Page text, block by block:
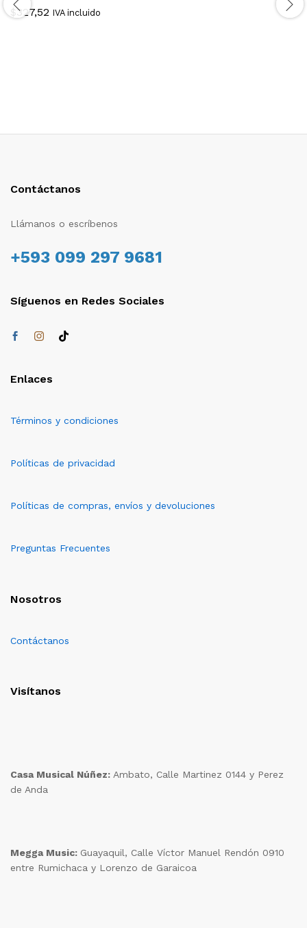
$327,52 IVA incluido
Contáctanos
Llámanos o escríbenos
+593 099 297 9681
Síguenos en Redes Sociales
Enlaces
Términos y condiciones
Políticas de privacidad
Políticas de compras, envíos y devoluciones
Preguntas Frecuentes
Nosotros
Contáctanos
Visítanos
Casa Musical Núñez: Ambato, Calle Martinez 0144 y Perez
de Anda
Megga Music: Guayaquil, Calle Víctor Manuel Rendón 0910
entre Rumichaca y Lorenzo de Garaicoa